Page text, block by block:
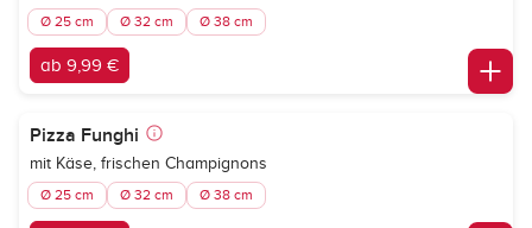
Ø 25 cm Ø 32 cm Ø 38 cm
ab 9,99 €
Pizza Funghi
mit Käse, frischen Champignons
Ø 25 cm Ø 32 cm Ø 38 cm